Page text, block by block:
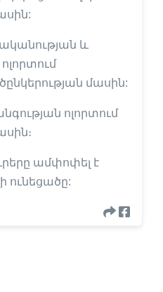
և
մասին:
ոլորտում
ամփոփել է
ունեցածը: